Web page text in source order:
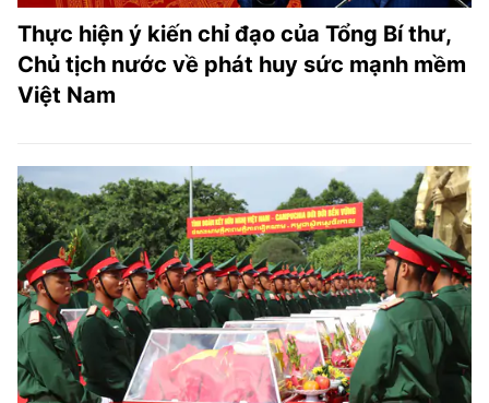
Thực hiện ý kiến chỉ đạo của Tổng Bí thư,
Chủ tịch nước về phát huy sức mạnh mềm
Việt Nam